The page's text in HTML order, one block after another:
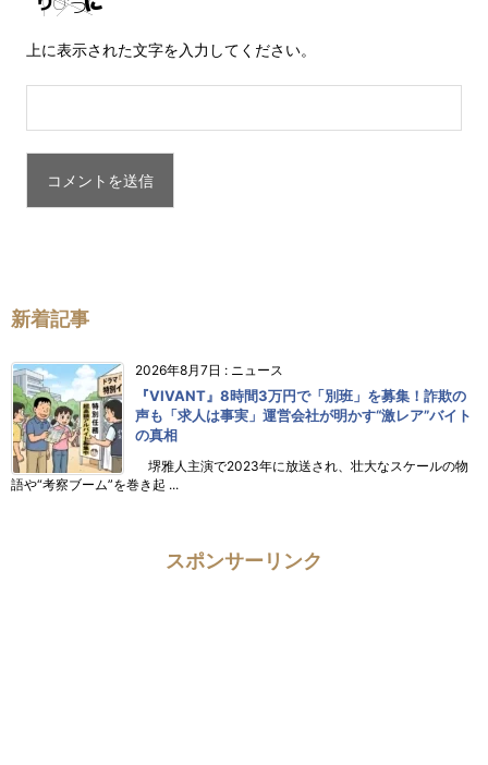
上に表示された文字を入力してください。
新着記事
2026年8月7日 : ニュース
『VIVANT』8時間3万円で「別班」を募集！詐欺の
声も「求人は事実」運営会社が明かす“激レア”バイト
の真相
堺雅人主演で2023年に放送され、壮大なスケールの物
語や“考察ブーム”を巻き起 ...
スポンサーリンク